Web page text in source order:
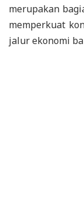
merupakan
memperkuat
jalur ekonomi